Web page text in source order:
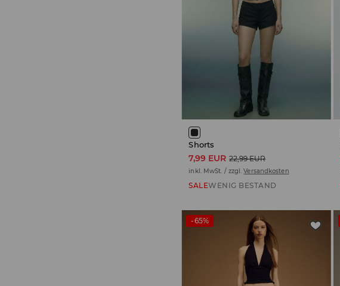
Shorts
7,99 EUR 22,99 EUR
inkl. MwSt. / zzgl.Versandkosten
SALEWENIG BESTAND
-65%